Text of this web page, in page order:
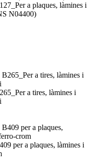
a plaques, làmines i
N04400)
a tires, làmines i
per a plaques, làmines i